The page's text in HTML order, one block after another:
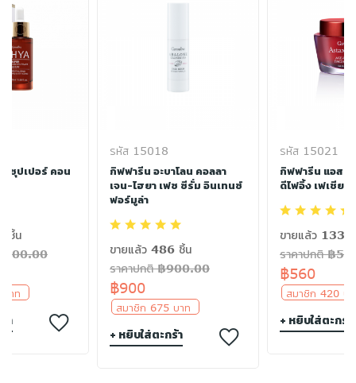
ซุปเปอร์ คอน
ชิ้น
าท
า
รหัส 15018
กิฟฟารีน อะบาโลน คอลลา
เจน-ไฮยา เฟซ ซีรั่ม อินเทนซ์
ฟอร์มูล่า
ขายแล้ว 486 ชิ้น
ราคาปกติ ฿900.00
฿900
สมาชิก 675 บาท
+ หยิบใส่ตะกร้า
รหัส 15021
กิฟฟารีน แอสต
ดีไฟอิ้ง เฟเชียล
ขายแล้ว 133
ราคาปกติ ฿
฿560
สมาชิก 420
+ หยิบใส่ตะกร้า